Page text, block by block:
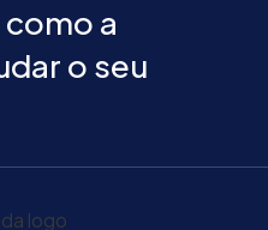
a
o seu